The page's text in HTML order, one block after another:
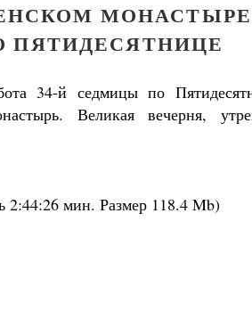
МОНАСТЫРЕ
ПЯТИДЕСЯТНИЦЕ
34-й седмицы по
Великая вечерня,
2:44:26 мин. Размер 118.4 Mb)